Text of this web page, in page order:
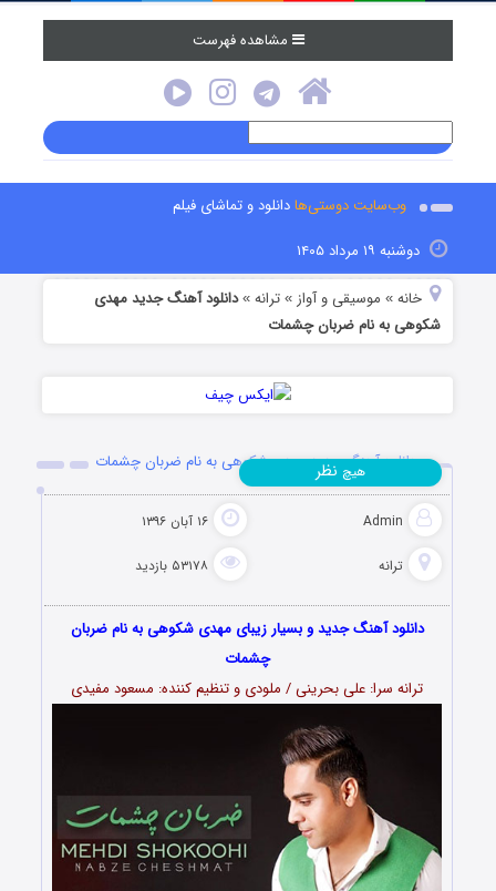
مشاهده فهرست
وب‌سایت دوستی‌هادانلود و تماشای فیلم
دوشنبه ۱۹ مرداد ۱۴۰۵
خانه » موسیقی و آواز »ترانه »دانلود آهنگ جدید مهدی
شکوهی به نام ضربان چشمات
دانلود آهنگ جدید مهدی شکوهی به نام ضربان چشمات
Admin ۱۶ آبان ۱۳۹۶
ترانه ۵۳۱۷۸ بازدید
هیچ نظر
دانلود آهنگ جدید و بسیار زیبای مهدی شکوهی به نام ضربان
چشمات
ترانه سرا: علی بحرینی / ملودی و تنظیم کننده: مسعود مفیدی